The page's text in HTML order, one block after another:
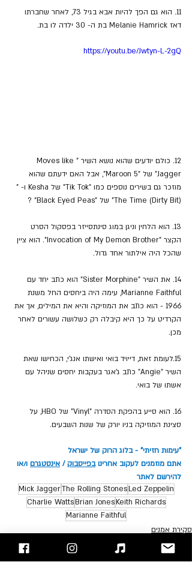
11. הוא גם הפך להיות אבא בגיל 73, לאחר שחברתו
דאז Melanie Hamrick בת ה- 30 ילדה לו בת.
https://youtu.be/Jwtyn-L-2gQ
12. כולם יודעים שהוא נושא השיר "Moves like
Jagger" של "Maroon 5", אבל האם ידעתם שהוא
מוזכר גם בשירים נוספים כמו "Tik Tok" של Kesha ו- "
(The Time (Dirty Bit" של "Black Eyed Peas" ?
13. הוא הלחין וניגן במוג סינתסייזר בפסקול הסרט
הקצר "Invocation of My Demon Brother". הוא ציין
שהכל היה אילתור אחד גדול.
14. את השיר "Sister Morphine" הוא כתב יחד עם
Marianne Faithful, עימה היה ביחסים החל משנת
1966 - הוא כתב את המוזיקה והיא את המילים, אך את
הקרדיט על כך היא קיבלה רק כשלושה עשורים לאחר
מכן.
15.לעומת זאת, דייויד בואי ואישתו אנג'י, הכחישו שאת
השיר "Angie" כתב ג'אגר בעקבות יחסים שניהל עם
אשתו של בואי.
16. הוא סייע בהפקת הסדרה "
Vinyl" של HBO, על
סצינת המוזיקה בניו יורק של שנות השבעים.
"עימות חזיתי" - בלוג הרוק של ישראל
אתם מוזמנים לעקוב אחרינו בפייסבוק / אינסטגרם ו/או
להירשם לאתר
Led Zeppelin
The Rolling Stones
Mick Jagger
Keith Richards
Brian Jones
Charlie Watts
Marianne Faithful
סקירת אמנים